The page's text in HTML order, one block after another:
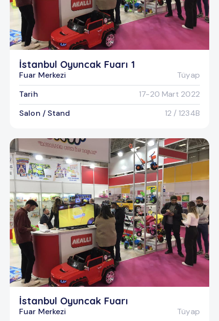
İstanbul Oyuncak Fuarı 1
Fuar Merkezi
Tüyap
Tarih
17-20 Mart 2022
Salon / Stand
12 / 1234B
İstanbul Oyuncak Fuarı
Fuar Merkezi
Tüyap